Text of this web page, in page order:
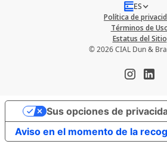
ES
© 2026 CIAL Dun &
Política de
Términos de
Estatus del Sitio
Aviso en el momento de la
Sus opciones de